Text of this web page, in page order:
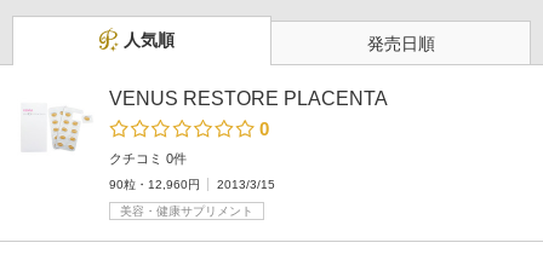
人気順 発売日順
VENUS RESTORE PLACENTA
0
クチコミ 0件
90粒・12,960円
2013/3/15
美容・健康サプリメント